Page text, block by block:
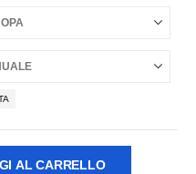
AL CARRELLO